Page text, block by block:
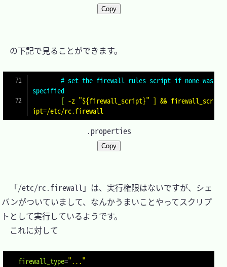
Copy
の下記で見ることができます。
specified
        [
-z "${firewall_script}" ] && firewall_scr
ipt=/etc/rc.firewall
.properties
Copy
「/etc/rc.firewall」は、実行権限はないですが、シェ
バンがついていまして、なんかうまいことやってスクリプ
トとして実行しているようです。
これに対して
firewall_type="..."